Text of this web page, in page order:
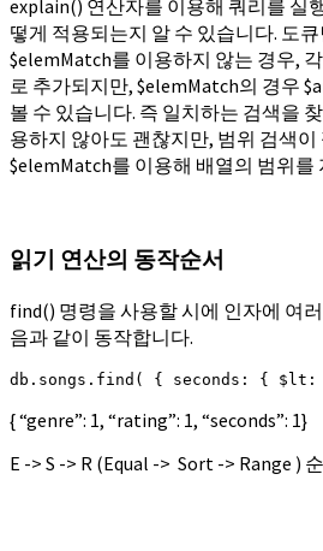
explain() 연산자를 이용해 쿼리를 실
떻게 적용되는지 알 수 있습니다. 도
$elemMatch를 이용하지 않는 경우,
로 추가되지만, $elemMatch의 경우
볼 수 있습니다. 즉 일치하는 검색을
용하지 않아도 괜찮지만, 범위 검색
$elemMatch를 이용해 배열의 범위를
읽기 연산의 동작순서
find() 명령을 사용할 시에 인자에 여
음과 같이 동작합니다.
db.songs.find( { seconds: {
{ “genre”: 1, “rating”: 1, “seconds”: 1}
E -> S -> R (Equal -> Sort -> Range )